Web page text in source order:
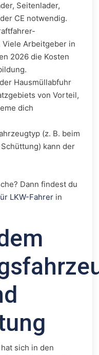
Seitenlader,
CE notwendig.
Viele Arbeitgeber in
2026 die Kosten
Hausmüllabfuhr
von Vorteil,
dich
(z. B. beim
kann der
Dann findest du
LKW-Fahrer in
sich in den